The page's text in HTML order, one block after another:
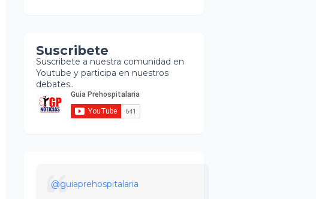
Suscribete
Suscribete a nuestra comunidad en
Youtube y participa en nuestros
debates..
@guiaprehospitalaria